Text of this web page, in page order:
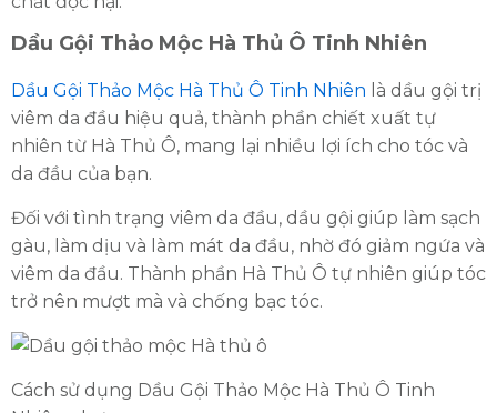
Dầu Gội Thảo Mộc Hà Thủ Ô Tinh Nhiên
Dầu Gội Thảo Mộc Hà Thủ Ô Tinh Nhiên là dầu gội trị
viêm da đầu hiệu quả, thành phần chiết xuất tự
nhiên từ Hà Thủ Ô, mang lại nhiều lợi ích cho tóc và
da đầu của bạn.
Đối với tình trạng viêm da đầu, dầu gội giúp làm sạch
gàu, làm dịu và làm mát da đầu, nhờ đó giảm ngứa và
viêm da đầu. Thành phần Hà Thủ Ô tự nhiên giúp tóc
trở nên mượt mà và chống bạc tóc.
Cách sử dụng Dầu Gội Thảo Mộc Hà Thủ Ô Tinh